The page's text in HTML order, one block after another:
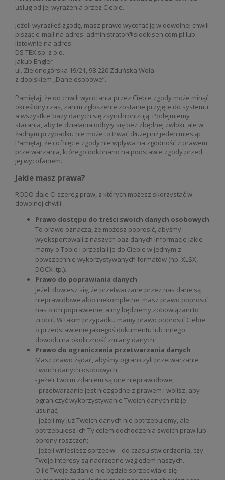
usług od jej wyrażenia przez Ciebie.
Jeżeli wyraziłeś zgodę, masz prawo wycofać ją w dowolnej chwili
pisząc e-mail na adres: administrator@slodkisen.com.pl lub
listownie na adres:
DS TEX sp. z o.o.
Jakub Engler
ul. Zielonogórska 19/21, 98-220 Zduńska Wola
z dopiskiem „Dane osobowe”.
Pamiętaj, że od chwili wycofania przez Ciebie zgody może minąć
określony czas, zanim zgłoszenie zostanie przyjęte do systemu,
a wszystkie bazy danych się zsynchronizują. Podejmiemy
starania, aby te działania odbyły się bez zbędnej zwłoki, ale w
żadnym przypadku nie może to trwać dłużej niż jeden miesiąc.
Pamiętaj, że cofnięcie zgody nie wpływa na zgodność z prawem
przetwarzania, którego dokonano na podstawie zgody przed
jej wycofaniem.
Jakie masz prawa?
RODO daje Ci szereg praw, z których możesz skorzystać w
dowolnej chwili:
Prawo dostępu do treści swoich danych osobowych
To prawo oznacza, że możesz poprosić, abyśmy
wyeksportowali z naszych baz danych informacje jakie
mamy o Tobie i przesłali je do Ciebie w jednym z
powszechnie wykorzystywanych formatów (np. XLSX,
DOCX itp.).
Prawo do poprawiania danych
Jeżeli dowiesz się, że przetwarzane przez nas dane są
nieprawidłowe albo niekompletne, masz prawo poprosić
nas o ich poprawienie, a my będziemy zobowiązani to
zrobić. W takim przypadku mamy prawo poprosić Ciebie
o przedstawienie jakiegoś dokumentu lub innego
dowodu na okoliczność zmiany danych.
Prawo do ograniczenia przetwarzania danych
Masz prawo żądać, abyśmy ograniczyli przetwarzanie
Twoich danych osobowych:
- jeżeli Twoim zdaniem są one nieprawidłowe;
- przetwarzanie jest niezgodne z prawem i wolisz, aby
ograniczyć wykorzystywanie Twoich danych niż je
usunąć;
- jeżeli my już Twoich danych nie potrzebujemy, ale
potrzebujesz ich Ty celem dochodzenia swoich praw lub
obrony roszczeń;
- jeżeli wniesiesz sprzeciw – do czasu stwierdzenia, czy
Twoje interesy są nadrzędne względem naszych.
O ile Twoje żądanie nie będzie sprzeciwiało się